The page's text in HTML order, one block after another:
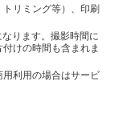
リミング等）、印刷
ります。撮影時間に
けの時間も含まれま
利用の場合はサービ